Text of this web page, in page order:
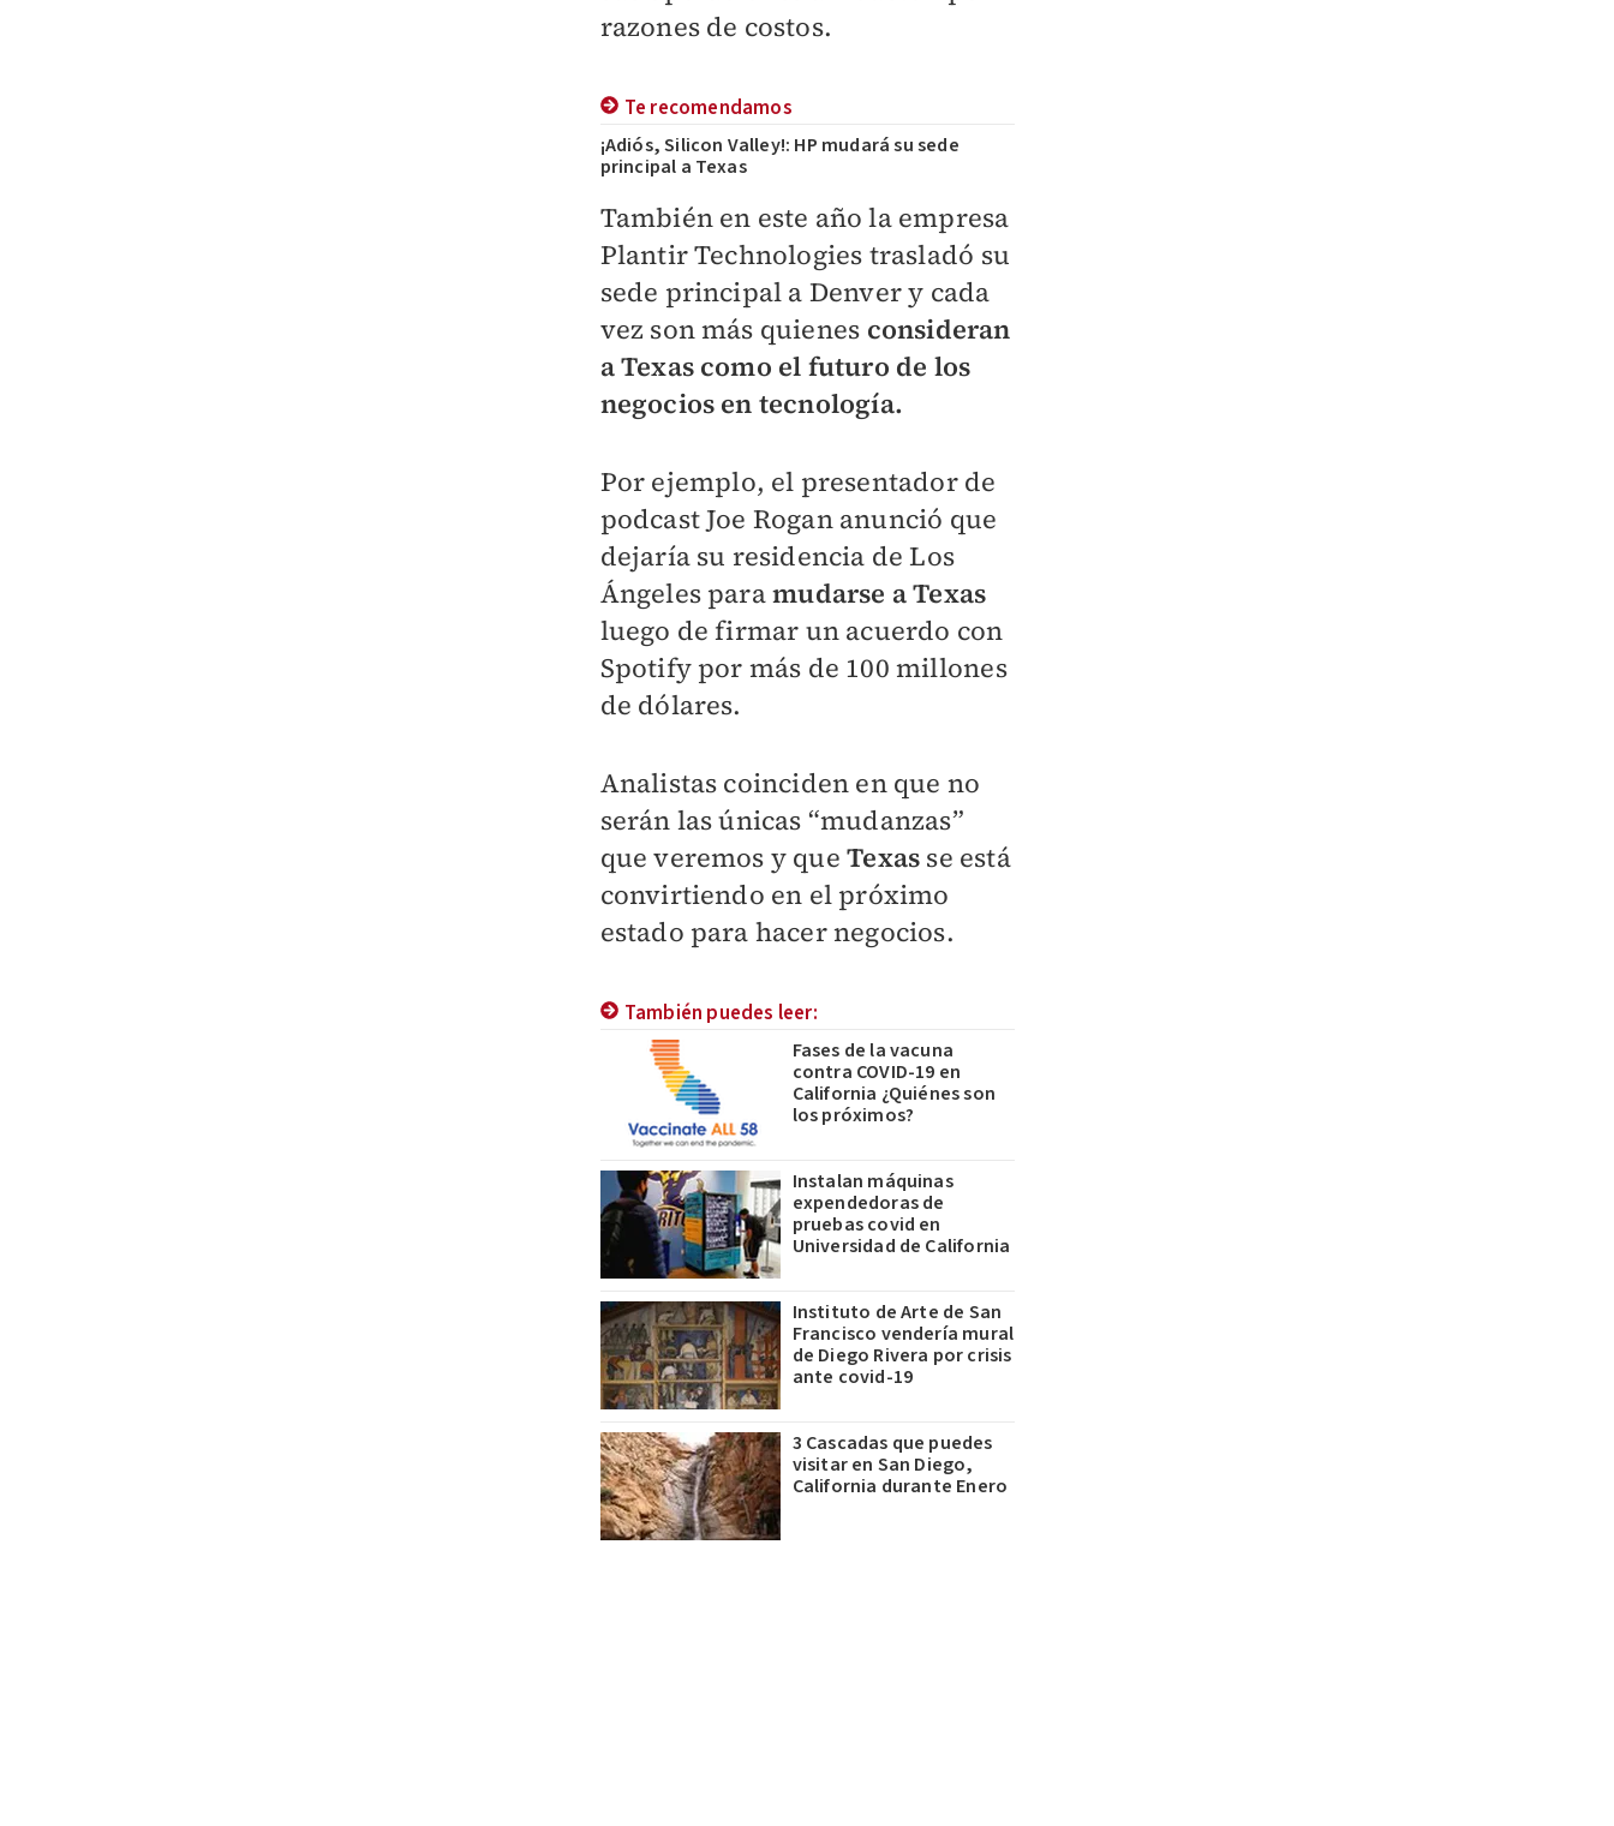
razones de costos.
Te recomendamos
¡Adiós, Silicon Valley!: HP mudará su sede
principal a Texas
También en este año la empresa
Plantir Technologies trasladó su
sede principal a Denver y cada
vez son más quienes consideran
a Texas como el futuro de los
negocios en tecnología.
Por ejemplo, el presentador de
podcast Joe Rogan anunció que
dejaría su residencia de Los
Ángeles paramudarse a Texas
luego de firmar un acuerdo con
Spotify por más de 100 millones
de dólares.
Analistas coinciden en que no
serán las únicas “mudanzas”
que veremos y queTexas se está
convirtiendo en el próximo
estado para hacer negocios.
También puedes leer:
Fases de la vacuna
contra COVID-19 en
California ¿Quiénes son
los próximos?
Instalan máquinas
expendedoras de
pruebas covid en
Universidad de California
Instituto de Arte de San
Francisco vendería mural
de Diego Rivera por crisis
ante covid-19
3 Cascadas que puedes
visitar en San Diego,
California durante Enero